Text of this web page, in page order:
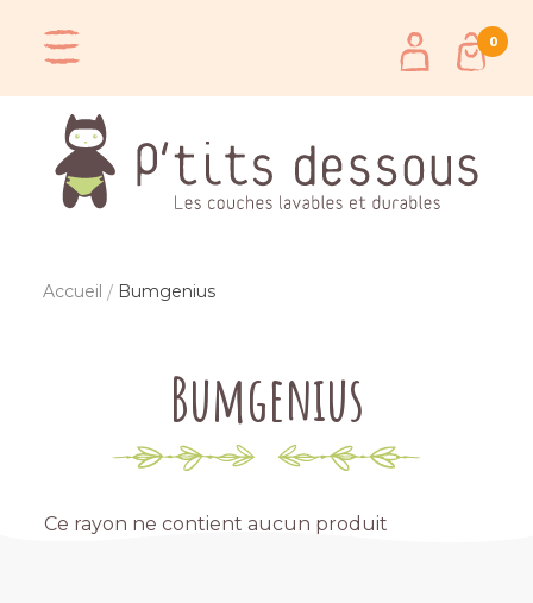
0
Accueil Bumgenius
Bumgenius
Ce rayon ne contient aucun produit